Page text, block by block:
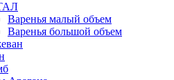
Варенья малый объем
Варенья большой объем